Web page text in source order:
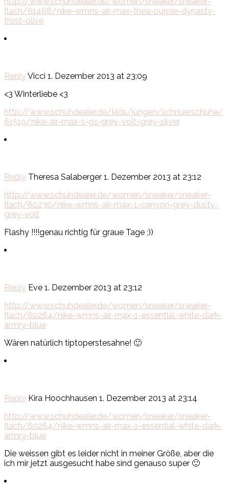
flach/61468/nike-wmns-air-max-thea-purple-dynasty-
frost-olive
ReplyVicci 1. Dezember 2013 at 23:09
<3 Winterliebe <3
http://www.schuhdealer.de/kids/jungen/schnuerschuhe/
61519/nike-air-max-1-gs-grey-volt-grey-silver
Reply Theresa Salaberger 1. Dezember 2013 at 23:12
http://www.schuhdealer.de/women/sneaker/sneaker-
flach/60230/nike-wmns-air-max-1-canyon-grey-dusty-
grey-volt
Flashy !!!!genau richtig für graue Tage ;))
Reply Eve 1. Dezember 2013 at 23:12
http://www.schuhdealer.de/women/sneaker/sneaker-
flach/60264/nike-wmns-air-max-1-essential-white-dark-
armry-blue
Wären natürlich tiptoperstesahne! 🙂
Reply Kira Hoochhausen 1. Dezember 2013 at 23:14
http://www.schuhdealer.de/women/sneaker/sneaker-
flach/60264/nike-wmns-air-max-1-essential-white-dark-
armry-blue
Die weissen gibt es leider nicht in meiner Größe, aber die
ich mir jetzt ausgesucht habe sind genauso super 🙂